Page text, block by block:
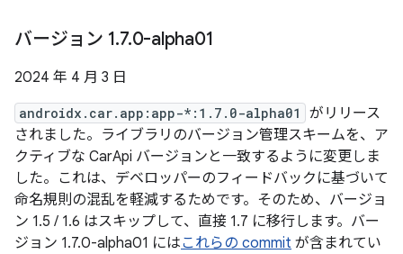
バージョン 1.7.0-alpha01
2024 年 4 月 3 日
androidx.car.app:app-*:1.7.0-alpha01
がリリース
されました。ライブラリのバージョン管理スキームを、ア
クティブな CarApi バージョンと一致するように変更しま
した。これは、デベロッパーのフィードバックに基づいて
命名規則の混乱を軽減するためです。そのため、バージョ
ン 1.5 / 1.6 はスキップして、直接 1.7 に移行します。バー
ジョン 1.7.0-alpha01 にはこれらの commit が含まれてい